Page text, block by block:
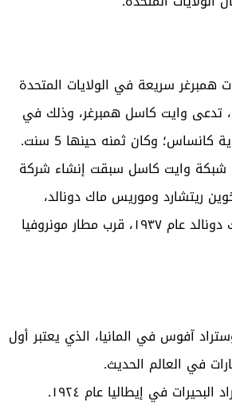
همبرغر سريعة في الولايات المتحدة
تدعى وايت كاسل همبرغر، وذلك في
وكان ثمنه حينها 5 سنت
.
شبكة وايت كاسل سبقت إنشاء شركة
ريتشارد وموريس ماك دونالد،
إفتتحا أول مطعم ماك دونالد عام ١٩٣٧، قرب مطار مونروفيا
آفوس في المانيا، الذي يعتبر أول
في العالم الحديث.
في إيطاليا عام ١٩٢٤
.